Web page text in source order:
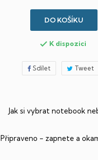
DO KOŠÍKU
 K dispozici
Sdílet Tweet
Jak si vybrat notebook
Připraveno - zapnete a